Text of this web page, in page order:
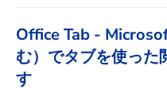
Office Tab -
む）でタブを使った
す